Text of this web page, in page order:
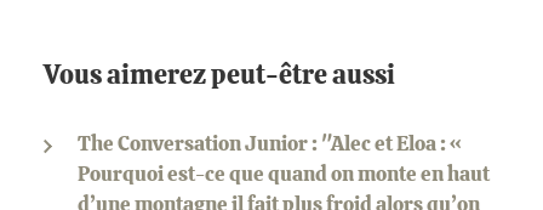
Vous aimerez peut-être aussi
The Conversation Junior : "Alec et Eloa : «
Pourquoi est-ce que quand on monte en haut
d’une montagne il fait plus froid alors qu’on